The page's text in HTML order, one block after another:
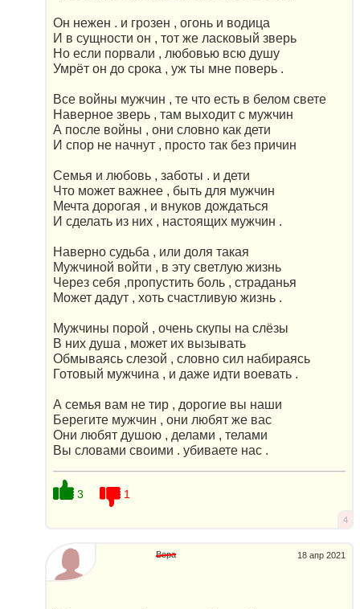
Он нежен . и грозен , огонь и водица
И в сущности он , тот же ласковый зверь
Но если порвали , любовью всю душу
Умрёт он до срока , уж ты мне поверь .
Все войны мужчин , те что есть в белом свете
Наверное зверь , там выходит с мужчин
А после войны , они словно как дети
И спор не начнут , просто так без причин
Семья и любовь , заботы . и дети
Что может важнее , быть для мужчин
Мечта дорогая , и внуков дождаться
И сделать из них , настоящих мужчин .
Наверно судьба , или доля такая
Мужчиной войти , в эту светлую жизнь
Через себя ,пропустить боль , страданья
Может дадут , хоть счастливую жизнь .
Мужчины порой , очень скупы на слёзы
В них душа , может их вызывать
Обмываясь слезой , словно сил набираясь
Готовый мужчина , и даже идти воевать .
А семья вам не тир , дорогие вы наши
Берегите мужчин , они любят же вас
Они любят душою , делами , телами
Вы словами своими . убиваете нас .
3 1
4
18 апр 2021
Вера